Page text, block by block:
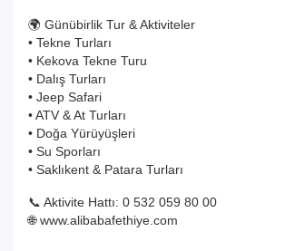
🌍 Günübirlik Tur & Aktiviteler
• Tekne Turları
• Kekova Tekne Turu
• Dalış Turları
• Jeep Safari
• ATV & At Turları
• Doğa Yürüyüşleri
• Su Sporları
• Saklıkent & Patara Turları
📞 Aktivite Hattı: 0 532 059 80 00
🌐www.alibabafethiye.com